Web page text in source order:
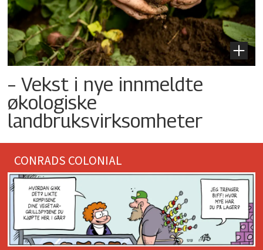
– Vekst i nye innmeldte
økologiske
landbruksvirksomheter
CONRADS COLONIAL